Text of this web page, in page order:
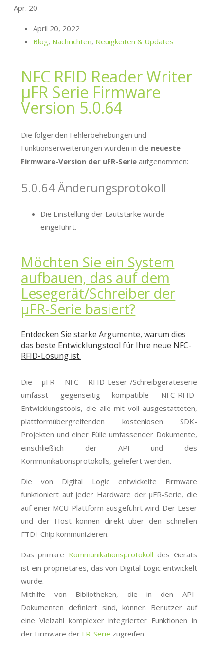
Apr. 20
April 20, 2022
Blog, Nachrichten, Neuigkeiten & Updates
NFC RFID Reader Writer
μFR Serie Firmware
Version 5.0.64
Die folgenden Fehlerbehebungen und
Funktionserweiterungen wurden in die neueste
Firmware-Version der uFR-Serie aufgenommen:
5.0.64 Änderungsprotokoll
Die Einstellung der Lautstärke wurde
eingeführt.
Möchten Sie ein System
aufbauen, das auf dem
Lesegerät/Schreiber der
μFR-Serie basiert?
Entdecken Sie starke Argumente, warum dies
das beste Entwicklungstool für Ihre neue NFC-
RFID-Lösung ist.
Die μFR NFC RFID-Leser-/Schreibgeräteserie
umfasst gegenseitig kompatible NFC-RFID-
Entwicklungstools, die alle mit voll ausgestatteten,
plattformübergreifenden kostenlosen SDK-
Projekten und einer Fülle umfassender Dokumente,
einschließlich der API und des
Kommunikationsprotokolls, geliefert werden.
Die von Digital Logic entwickelte Firmware
funktioniert auf jeder Hardware der μFR-Serie, die
auf einer MCU-Plattform ausgeführt wird. Der Leser
und der Host können direkt über den schnellen
FTDI-Chip kommunizieren.
Das primäre Kommunikationsprotokoll des Geräts
ist ein proprietäres, das von Digital Logic entwickelt
wurde.
Mithilfe von Bibliotheken, die in den API-
Dokumenten definiert sind, können Benutzer auf
eine Vielzahl komplexer integrierter Funktionen in
der Firmware der FR-Serie zugreifen.